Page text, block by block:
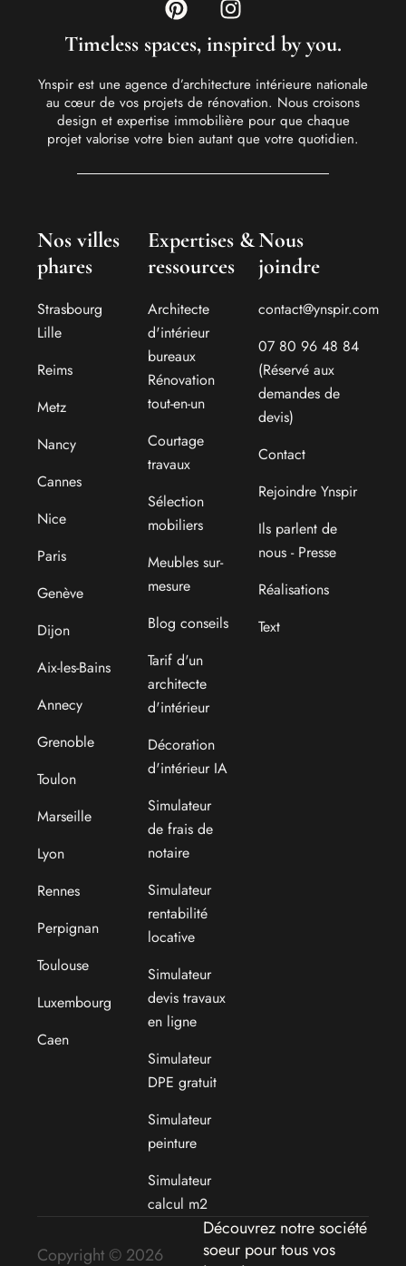
Timeless spaces, inspired by you.
Ynspir est une agence d’architecture intérieure nationale
au cœur de vos projets de rénovation. Nous croisons
design et expertise immobilière pour que chaque
projet valorise votre bien autant que votre quotidien.
Nos villes
phares
Strasbourg
Lille
Reims
Metz
Nancy
Cannes
Nice
Paris
Genève
Dijon
Aix-les-Bains
Annecy
Grenoble
Toulon
Marseille
Lyon
Rennes
Perpignan
Toulouse
Luxembourg
Caen
Expertises &
ressources
Architecte
d'intérieur
bureaux
Rénovation
tout-en-un
Courtage
travaux
Sélection
mobiliers
Meubles sur-
mesure
Blog conseils
Tarif d'un
architecte
d'intérieur
Décoration
d'intérieur IA
Simulateur
de frais de
notaire
Simulateur
rentabilité
locative
Simulateur
devis travaux
en ligne
Simulateur
DPE gratuit
Simulateur
peinture
Simulateur
calcul m2
Nous
joindre
contact@ynspir.com
07 80 96 48 84
(Réservé aux
demandes de
devis)
Contact
Rejoindre Ynspir
Ils parlent de
nous - Presse
Réalisations
Text
Copyright © 2026
Découvrez notre société
soeur pour tous vos